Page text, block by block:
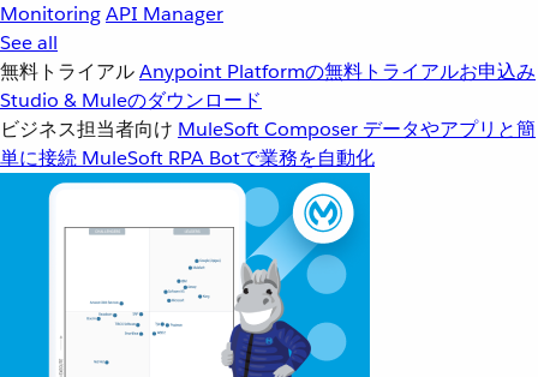
MonitoringAPI Manager
See all
無料トライアルAnypoint Platformの無料トライアルお申込み
Studio & Muleのダウンロード
ビジネス担当者向け MuleSoft Composer データやアプリと簡
単に接続 MuleSoft RPA Botで業務を自動化